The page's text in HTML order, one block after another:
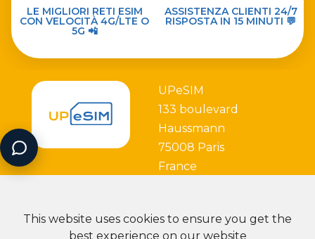
This website uses cookies to ensure you get the
best experience on our website
LE MIGLIORI RETI ESIM
CON VELOCITÀ 4G/LTE O
5G 📲
ASSISTENZA CLIENTI 24/7
RISPOSTA IN 15 MINUTI 💬
UPeSIM
133 boulevard
Haussmann
75008 Paris
France